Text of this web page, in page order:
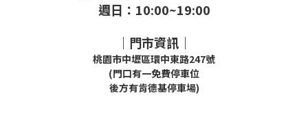
週日：10:00~19:00
｜門市資訊｜
桃園市中壢區環中東路247號
(門口有一免費停車位
後方有肯德基停車場)